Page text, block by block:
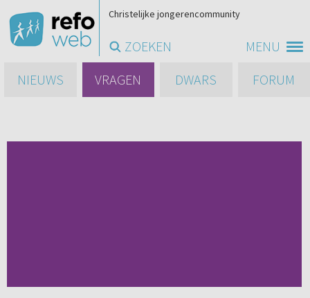
MENU
Christelijke jongerencommunity
ZOEKEN
NIEUWS
VRAGEN DWARS FORUM